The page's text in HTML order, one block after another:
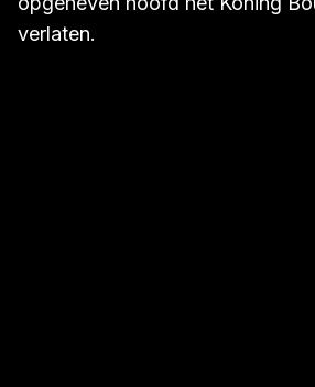
wedstrijd werd verloren, maar
10.000 Brugse supporters